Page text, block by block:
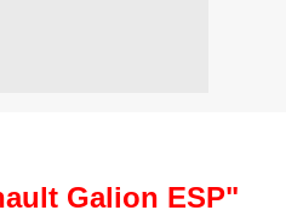
Galion ESP"